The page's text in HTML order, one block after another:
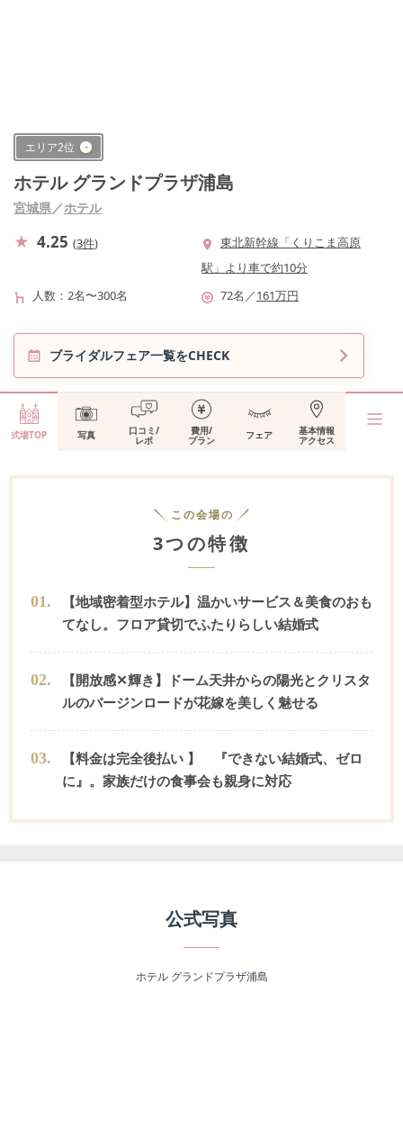
エリア2位
ホテル グランドプラザ浦島
宮城県／ホテル
4.25 (3件)
東北新幹線「くりこま高原
駅」より車で約10分
人数
2名〜300名 72名 ／161万円
ブライダルフェア一覧をCHECK
式場TOP 写真 口コミ/
レポ
費用/
プラン フェア 基本情報
アクセス
この会場の
3つの特徴
01.
【地域密着型ホテル】温かいサービス＆美食のおも
てなし。フロア貸切でふたりらしい結婚式
02.
【開放感✕輝き】ドーム天井からの陽光とクリスタ
ルのバージンロードが花嫁を美しく魅せる
03.
【料金は完全後払い 】 『できない結婚式、ゼロ
に』。家族だけの食事会も親身に対応
公式写真
ホテル グランドプラザ浦島